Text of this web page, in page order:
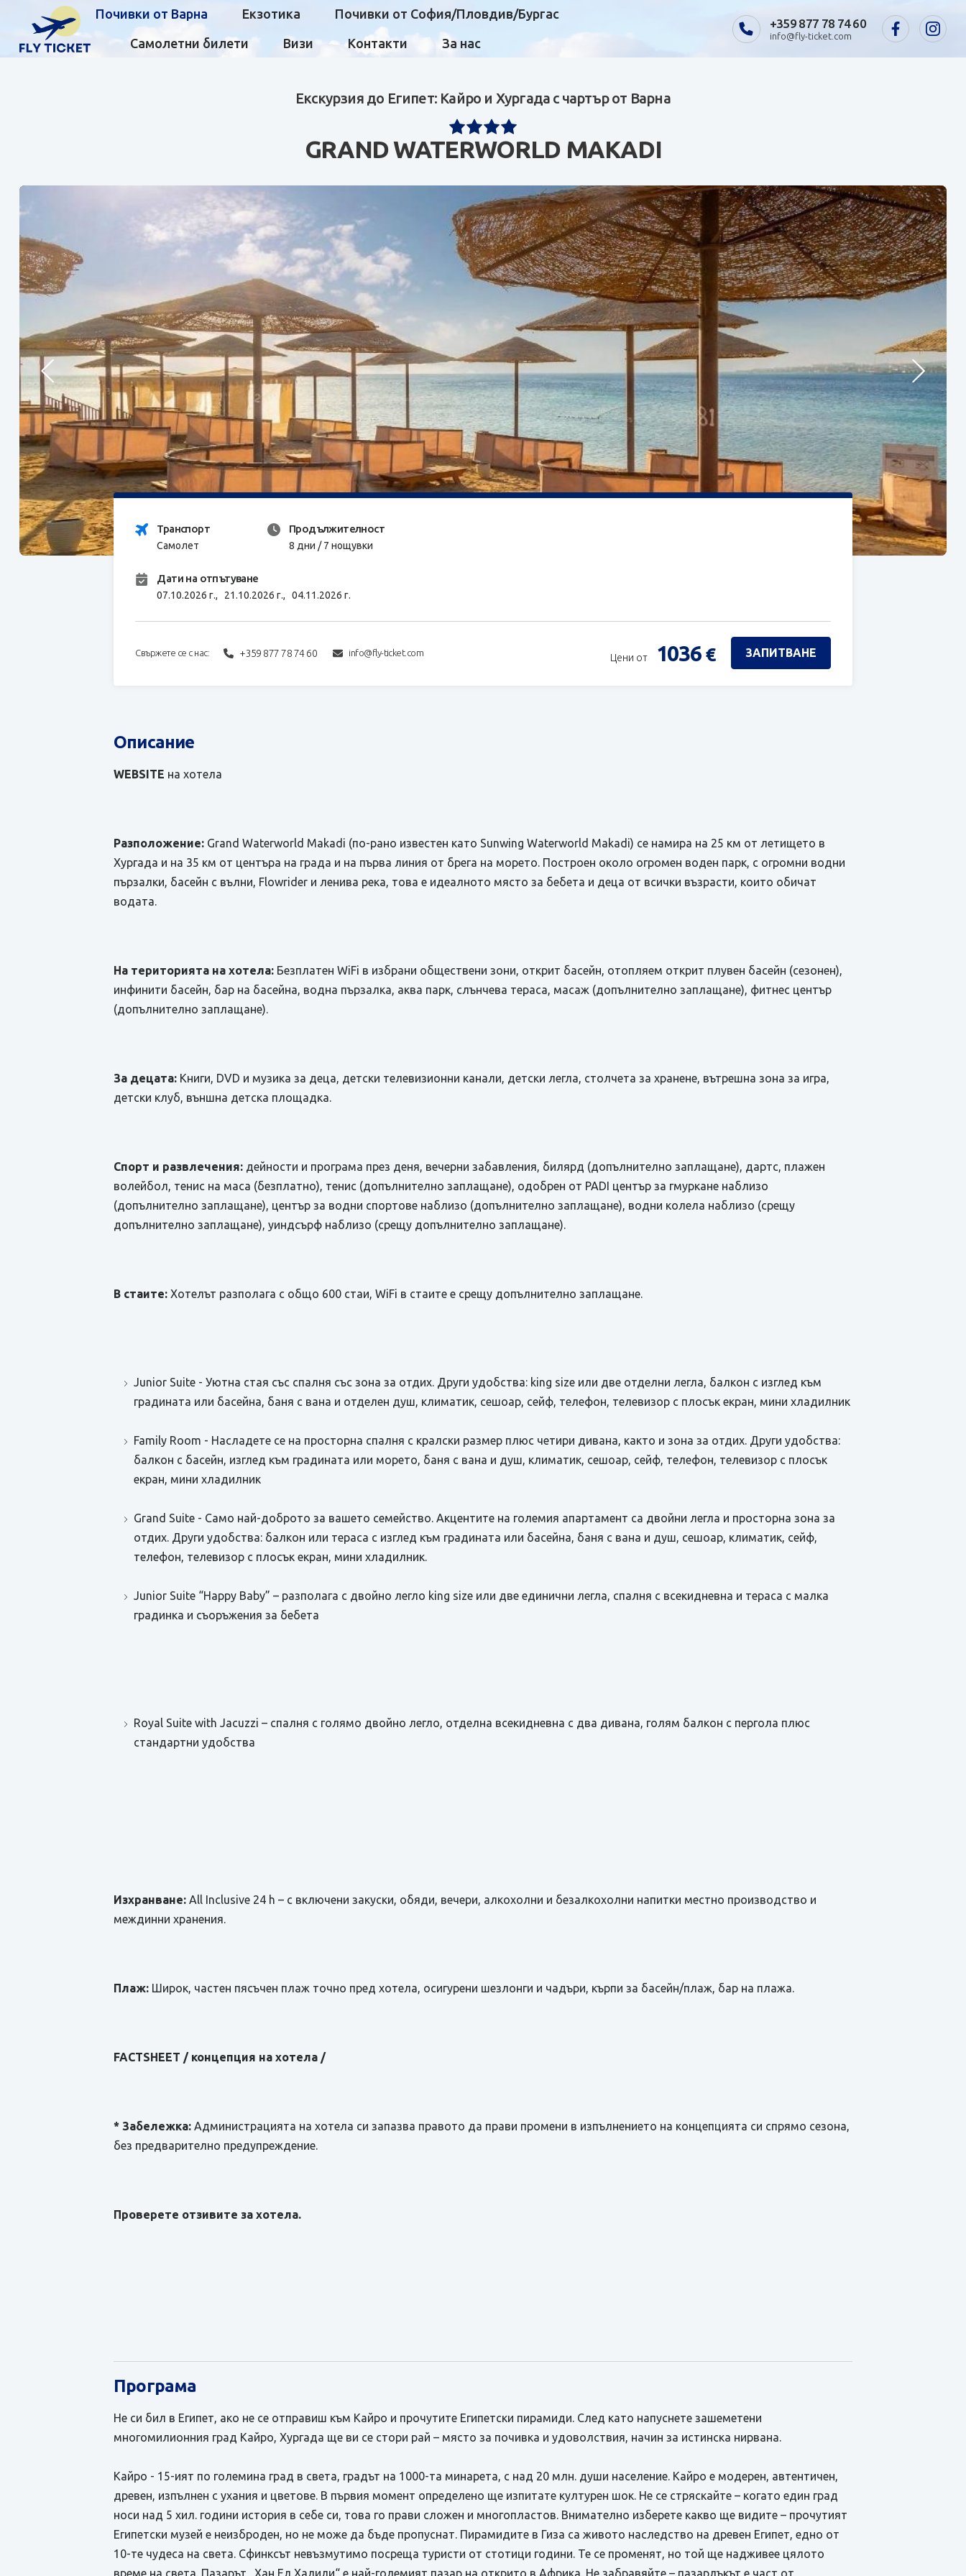
Почивки от Варна Екзотика Почивки от София/Пловдив/Бургас
Самолетни билети Визи Контакти За нас
+359 877 78 74 60
info@fly-ticket.com
Екскурзия до Египет: Кайро и Хургада с чартър от Варна
GRAND WATERWORLD MAKADI
Транспорт
Самолет
Продължителност
8 дни / 7 нощувки
Дати на отпътуване
07.10.2026 г., 21.10.2026 г.,04.11.2026 г.
Свържете се с нас: +359 877 78 74 60 info@fly-ticket.com Цени от 1036 € ЗАПИТВАНЕ
Описание
WEBSITE на хотела
Разположение: Grand Waterworld Makadi (по-рано известен като Sunwing Waterworld Makadi) се намира на 25 км от летището в
Хургада и на 35 км от центъра на града и на първа линия от брега на морето. Построен около огромен воден парк, с огромни водни
пързалки, басейн с вълни, Flowrider и ленива река, това е идеалното място за бебета и деца от всички възрасти, които обичат
водата.
На територията на хотела: Безплатен WiFi в избрани обществени зони, открит басейн, отопляем открит плувен басейн (сезонен),
инфинити басейн, бар на басейна, водна пързалка, аква парк, слънчева тераса, масаж (допълнително заплащане), фитнес център
(допълнително заплащане).
За децата: Книги, DVD и музика за деца, детски телевизионни канали, детски легла, столчета за хранене, вътрешна зона за игра,
детски клуб, външна детска площадка.
Спорт и развлечения: дейности и програма през деня, вечерни забавления, билярд (допълнително заплащане), дартс, плажен
волейбол, тенис на маса (безплатно), тенис (допълнително заплащане), одобрен от PADI център за гмуркане наблизо
(допълнително заплащане), център за водни спортове наблизо (допълнително заплащане), водни колела наблизо (срещу
допълнително заплащане), уиндсърф наблизо (срещу допълнително заплащане).
В стаите: Хотелът разполага с общо 600 стаи, WiFi в стаите е срещу допълнително заплащане.
Junior Suite - Уютна стая със спалня със зона за отдих. Други удобства: king size или две отделни легла, балкон с изглед към
градината или басейна, баня с вана и отделен душ, климатик, сешоар, сейф, телефон, телевизор с плосък екран, мини хладилник
Family Room - Насладете се на просторна спалня с кралски размер плюс четири дивана, както и зона за отдих. Други удобства:
балкон с басейн, изглед към градината или морето, баня с вана и душ, климатик, сешоар, сейф, телефон, телевизор с плосък
екран, мини хладилник
Grand Suite - Само най-доброто за вашето семейство. Акцентите на големия апартамент са двойни легла и просторна зона за
отдих. Други удобства: балкон или тераса с изглед към градината или басейна, баня с вана и душ, сешоар, климатик, сейф,
телефон, телевизор с плосък екран, мини хладилник.
Junior Suite “Happy Baby” – разполага с двойно легло king size или две единични легла, спалня с всекидневна и тераса с малка
градинка и съоръжения за бебета
Royal Suite with Jacuzzi – спалня с голямо двойно легло, отделна всекидневна с два дивана, голям балкон с пергола плюс
стандартни удобства
Изхранване:All Inclusive 24 h – с включени закуски, обяди, вечери, алкохолни и безалкохолни напитки местно производство и
междинни хранения.
Плаж: Широк, частен пясъчен плаж точно пред хотела, осигурени шезлонги и чадъри, кърпи за басейн/плаж, бар на плажа.
FACTSHEET / концепция на хотела /
* Забележка: Администрацията на хотела си запазва правото да прави промени в изпълнението на концепцията си спрямо сезона,
без предварително предупреждение.
Проверете отзивите за хотела.
Програма
Не си бил в Египет, ако не се отправиш към Кайро и прочутите Египетски пирамиди. След като напуснете зашеметени
многомилионния град Кайро, Хургада ще ви се стори рай – място за почивка и удоволствия, начин за истинска нирвана.
Кайро - 15-ият по големина град в света, градът на 1000-та минарета, с над 20 млн. души население. Кайро е модерен, автентичен,
древен, изпълнен с ухания и цветове. В първия момент определено ще изпитате културен шок. Не се стряскайте – когато един град
носи над 5 хил. години история в себе си, това го прави сложен и многопластов. Внимателно изберете какво ще видите – прочутият
Египетски музей е неизброден, но не може да бъде пропуснат. Пирамидите в Гиза са живото наследство на древен Египет, едно от
10-те чудеса на света. Сфинксът невъзмутимо посреща туристи от стотици години. Те се променят, но той ще надживее цялото
време на света. Пазарът „Хан Ел Халили“ е най-големият пазар на открито в Африка. Не забравяйте – пазарлъкът е част от